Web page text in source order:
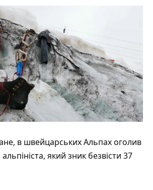
в швейцарських Альпах оголив
який зник безвісти 37